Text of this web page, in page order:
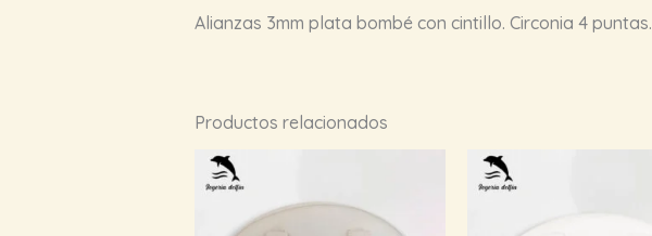
Alianzas 3mm plata bombé con cintillo. Circonia 4 puntas.
Productos relacionados